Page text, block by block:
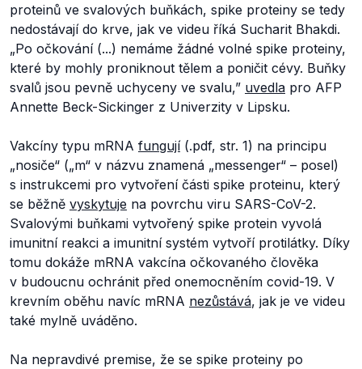
proteinů ve svalových buňkách, spike proteiny se tedy
nedostávají do krve, jak ve videu říká Sucharit Bhakdi.
„Po očkování (...) nemáme žádné volné spike proteiny,
které by mohly proniknout tělem a poničit cévy. Buňky
svalů jsou pevně uchyceny ve svalu,” uvedla pro AFP
Annette Beck-Sickinger z Univerzity v Lipsku.
Vakcíny typu mRNA fungují(.pdf, str. 1) na principu
„nosiče“ („m“ v názvu znamená „messenger“ – posel)
s instrukcemi pro vytvoření části spike proteinu, který
se běžně vyskytuje na povrchu viru SARS-CoV-2.
Svalovými buňkami vytvořený spike protein vyvolá
imunitní reakci a imunitní systém vytvoří protilátky. Díky
tomu dokáže mRNA vakcína očkovaného člověka
v budoucnu ochránit před onemocněním covid-19. V
krevním oběhu navíc mRNA nezůstává, jak je ve videu
také mylně uváděno.
Na nepravdivé premise, že se spike proteiny po